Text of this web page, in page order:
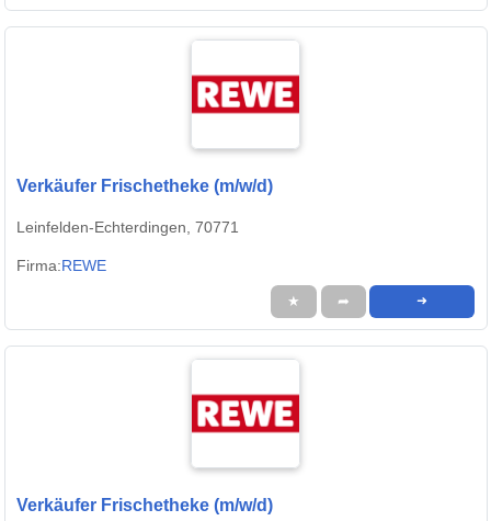
Verkäufer Frischetheke (m/w/d)
Leinfelden-Echterdingen, 70771
Firma:REWE
★ ➦ ➜
Verkäufer Frischetheke (m/w/d)